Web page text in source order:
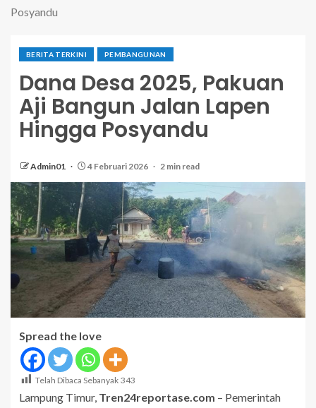
Posyandu
BERITA TERKINI PEMBANGUNAN
Dana Desa 2025, Pakuan
Aji Bangun Jalan Lapen
Hingga Posyandu
Admin01 4 Februari 2026 2 min read
Spread the love
Telah Dibaca Sebanyak 343
Lampung Timur, Tren24reportase.com – Pemerintah